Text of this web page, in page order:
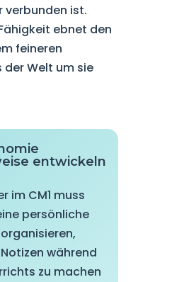
verbunden ist.
ebnet den
feineren
Welt um sie
entwickeln
im CM1 muss
persönliche
während
zu machen